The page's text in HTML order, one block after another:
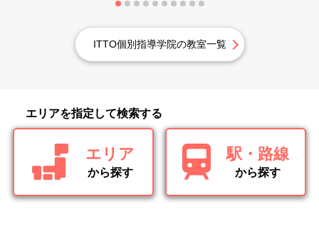
ITTO個別指導学院の教室一覧
エリアを指定して検索する
エリア
から探す
駅・路線
から探す